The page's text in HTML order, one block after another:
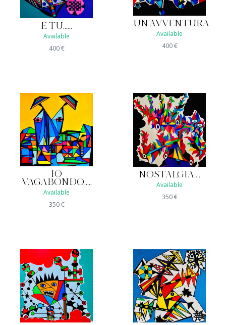
E TU......
Available
400€
UN'AVVENTURA
Available
400€
IO
VAGABONDO.....
Available
350€
NOSTALGIA....
Available
350€